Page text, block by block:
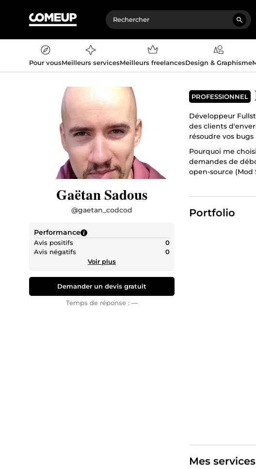
Pour vousMeilleurs servicesMeilleurs freelancesDesign & Graphisme
Gaëtan Sadous
@gaetan_codcod
Performance
Avis positifs
0
Avis négatifs
0
Voir plus
Demander un devis gratuit
Temps de réponse : —
PROFESSIONNEL
Développeur
des clients
résoudre vos
Pourquoi me
demandes de
open-source (Mod
Portfolio
Mes services